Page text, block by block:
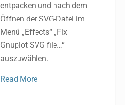
entpacken und nach dem
Öffnen der SVG-Datei im
Menü „Effects“ „Fix
Gnuplot SVG file…“
auszuwählen.
Read More